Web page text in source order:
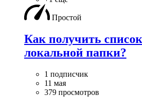
Простой
Как получить
локальной папки?
1 подписчик
11 мая
379 просмотров